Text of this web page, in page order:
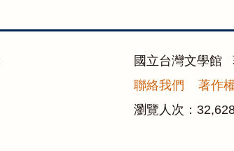
國立台灣文學館
聯絡我們
著作
瀏覽人次：